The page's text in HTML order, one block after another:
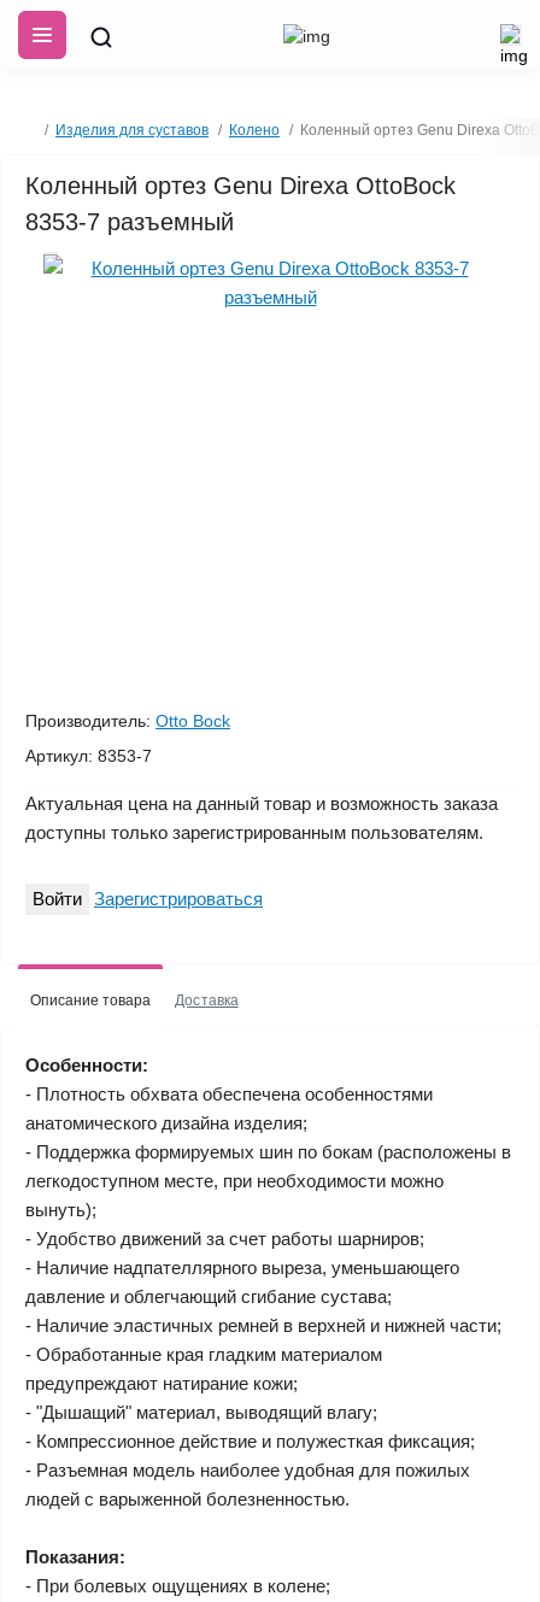
Изделия для суставов Колено Коленный ортез Genu Direxa
Коленный ортез Genu Direxa OttoBock
8353-7 разъемный
Производитель: Otto Bock
Артикул: 8353-7
Актуальная цена на данный товар и возможность заказа
доступны только зарегистрированным пользователям.
Войти Зарегистрироваться
Описание товара Доставка
Особенности:
- Плотность обхвата обеспечена особенностями
анатомического дизайна изделия;
- Поддержка формируемых шин по бокам (расположены в
легкодоступном месте, при необходимости можно
вынуть);
- Удобство движений за счет работы шарниров;
- Наличие надпателлярного выреза, уменьшающего
давление и облегчающий сгибание сустава;
- Наличие эластичных ремней в верхней и нижней части;
- Обработанные края гладким материалом
предупреждают натирание кожи;
- "Дышащий" материал, выводящий влагу;
- Компрессионное действие и полужесткая фиксация;
- Разъемная модель наиболее удобная для пожилых
людей с варыженной болезненностью.
Показания:
- При болевых ощущениях в колене;